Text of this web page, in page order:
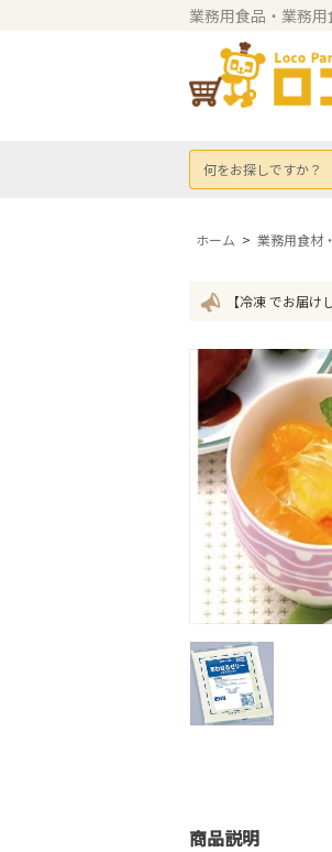
業務用食品・業務用
何をお探しですか？
ホーム > 業務用食材
【冷凍 でお届け
商品説明